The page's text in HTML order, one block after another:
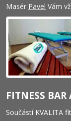
Masér Pavel Vám
FITNESS
Součástí KVALITA